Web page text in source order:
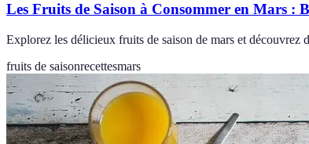
Les Fruits de Saison à Consommer en Mars :
Explorez les délicieux fruits de saison de mars et découvrez
fruits de saisonrecettesmars